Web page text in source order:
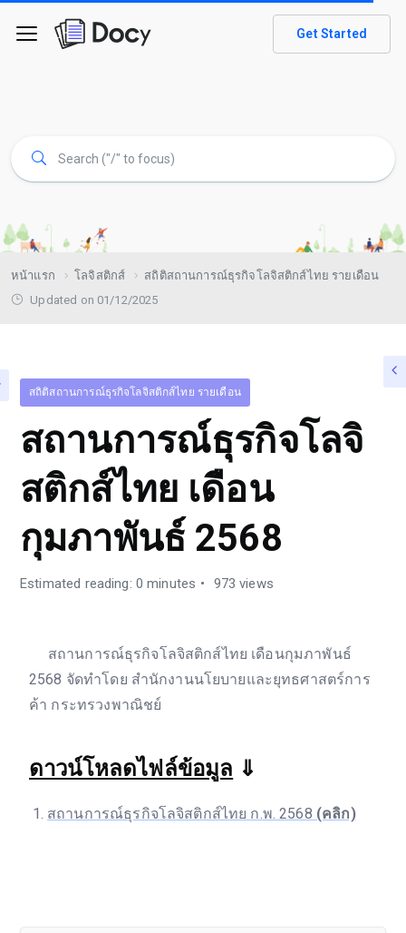
Get Started
หน้าแรก โลจิสติกส์
สถิติสถานการณ์ธุรกิจโลจิสติกส์ไทย รายเดือน
Updated on 01/12/2025
สถิติสถานการณ์ธุรกิจโลจิสติกส์ไทย รายเดือน
สถานการณ์ธุรกิจโลจิ
สติกส์ไทย เดือน
กุมภาพันธ์ 2568
Estimated reading: 0 minutes 973 views
สถานการณ์ธุรกิจโลจิสติกส์ไทย เดือนกุมภาพันธ์
2568 จัดทำโดย สำนักงานนโยบายและยุทธศาสตร์การ
ค้า กระทรวงพาณิชย์
ดาวน์โหลดไฟล์ข้อมูล ⇓
สถานการณ์ธุรกิจโลจิสติกส์ไทย ก.พ. 2568 (คลิก)